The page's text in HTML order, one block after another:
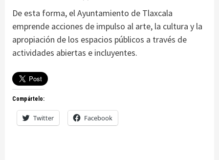
De esta forma, el Ayuntamiento de Tlaxcala
emprende acciones de impulso al arte, la cultura y la
apropiación de los espacios públicos a través de
actividades abiertas e incluyentes.
Compártelo:
Twitter Facebook